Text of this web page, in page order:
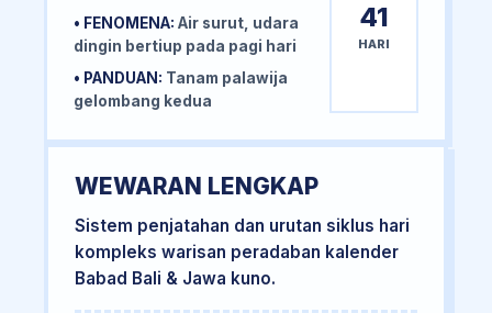
• FENOMENA: Air surut, udara
dingin bertiup pada pagi hari
• PANDUAN: Tanam palawija
gelombang kedua
41
HARI
WEWARAN LENGKAP
Sistem penjatahan dan urutan siklus hari
kompleks warisan peradaban kalender
Babad Bali & Jawa kuno.